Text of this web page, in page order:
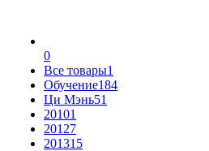
0
Все товары1
Обучение184
Ци Мэнь51
20101
20127
201315